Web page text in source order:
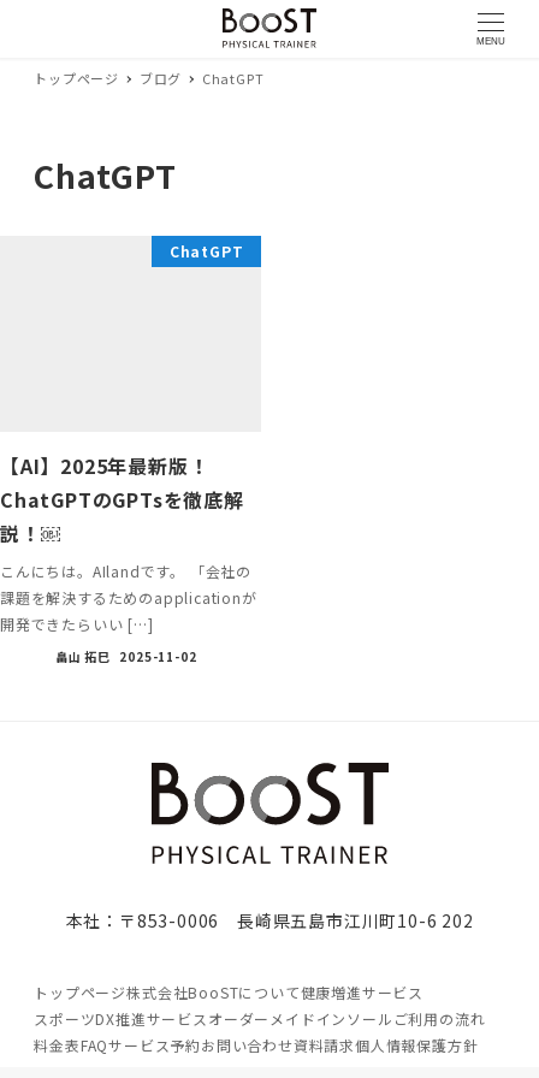
MENU
トップページ ブログ ChatGPT
ChatGPT
ChatGPT
【AI】2025年最新版！
ChatGPTのGPTsを徹底解
説！￼
こんにちは。AIlandです。 「会社の
課題を解決するためのapplicationが
開発できたらいい […]
畠山 拓巳 2025-11-02
本社：〒853-0006 長崎県五島市江川町10-6 202
トップページ株式会社BooSTについて健康増進サービス
スポーツDX推進サービス オーダーメイドインソール ご利用の流れ
料金表FAQサービス予約お問い合わせ資料請求個人情報保護方針